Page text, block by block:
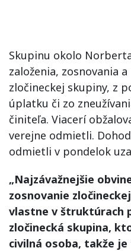
Skupinu okolo
založenia, zosnovania
zločineckej skupiny, z
úplatku či zo
činiteľa. Viacerí
verejne odmietli.
odmietli v pondelok
„Najzávažnejšie
zosnovanie
vlastne v štruktúrach
zločinecká skupina,
civilná osoba, takže